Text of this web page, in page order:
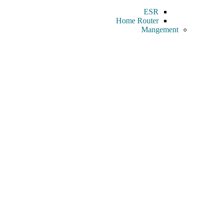
ESR
Home Router
Mangement